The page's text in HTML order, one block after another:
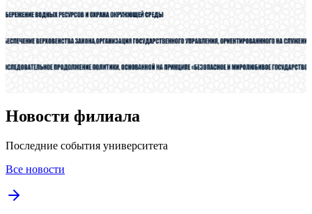
Новости филиала
Последние события университета
Все новости